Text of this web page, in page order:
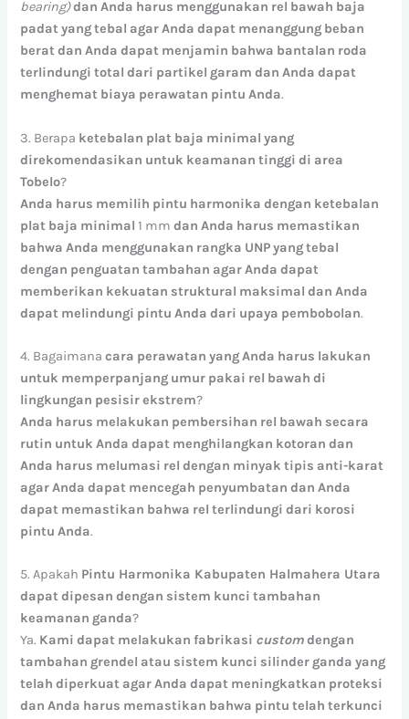
bearing)dan Anda harus menggunakan rel bawah baja
padat yang tebal agar Anda dapat menanggung beban
berat dan Anda dapat menjamin bahwa bantalan roda
terlindungi total dari partikel garam dan Anda dapat
menghemat biaya perawatan pintu Anda.
3. Berapa ketebalan plat baja minimal yang
direkomendasikan untuk keamanan tinggi di area
Tobelo?
Anda harus memilih pintu harmonika dengan ketebalan
plat baja minimal 1 mm dan Anda harus memastikan
bahwa Anda menggunakan rangka UNP yang tebal
dengan penguatan tambahan agar Anda dapat
memberikan kekuatan struktural maksimal dan Anda
dapat melindungi pintu Anda dari upaya pembobolan.
4. Bagaimanacara perawatan yang Anda harus lakukan
untuk memperpanjang umur pakai rel bawah di
lingkungan pesisir ekstrem?
Anda harus melakukan pembersihan rel bawah secara
rutin untuk Anda dapat menghilangkan kotoran dan
Anda harus melumasi rel dengan minyak tipis anti-karat
agar Anda dapat mencegah penyumbatan dan Anda
dapat memastikan bahwa rel terlindungi dari korosi
pintu Anda.
5. Apakah Pintu Harmonika Kabupaten Halmahera Utara
dapat dipesan dengan sistem kunci tambahan
keamanan ganda?
Ya. Kami dapat melakukan fabrikasi custom dengan
tambahan grendel atau sistem kunci silinder ganda yang
telah diperkuat agar Anda dapat meningkatkan proteksi
dan Anda harus memastikan bahwa pintu telah terkunci